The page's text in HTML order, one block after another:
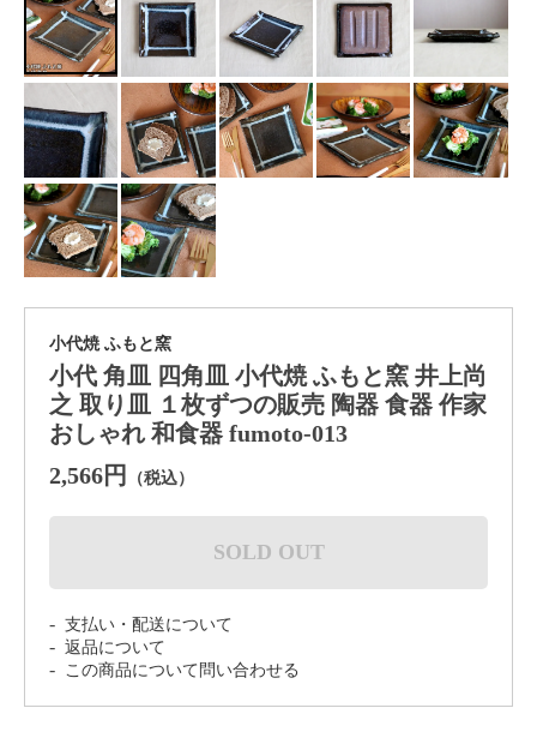
小代焼 ふもと窯
小代 角皿 四角皿 小代焼 ふもと窯 井上尚
之 取り皿 １枚ずつの販売 陶器 食器 作家
おしゃれ 和食器 fumoto-013
2,566円
（税込）
SOLD OUT
支払い・配送について
返品について
この商品について問い合わせる